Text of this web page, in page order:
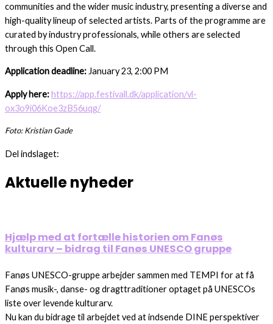
communities and the wider music industry, presenting a diverse and
high-quality lineup of selected artists. Parts of the programme are
curated by industry professionals, while others are selected
through this Open Call.
Application deadline: January 23, 2:00 PM
Apply here:https://app.festivall.dk/application/vl-
ox3o9i06Koe3zB56uqg/
Foto: Kristian Gade
Del indslaget:
Aktuelle nyheder
Hjælp med at fortælle historien om Fanøs
kulturarv – bidrag til Fanøs UNESCO gruppe
Fanøs UNESCO-gruppe arbejder sammen med TEMPI for at få
Fanøs musik-, danse- og dragttraditioner optaget på UNESCOs
liste over levende kulturarv.
Nu kan du bidrage til arbejdet ved at indsende DINE perspektiver